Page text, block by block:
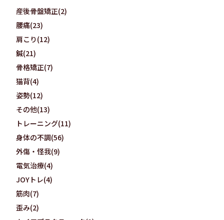
産後骨盤矯正(2)
腰痛(23)
肩こり(12)
鍼(21)
骨格矯正(7)
猫背(4)
姿勢(12)
その他(13)
トレーニング(11)
身体の不調(56)
外傷・怪我(9)
電気治療(4)
JOYトレ(4)
筋肉(7)
歪み(2)